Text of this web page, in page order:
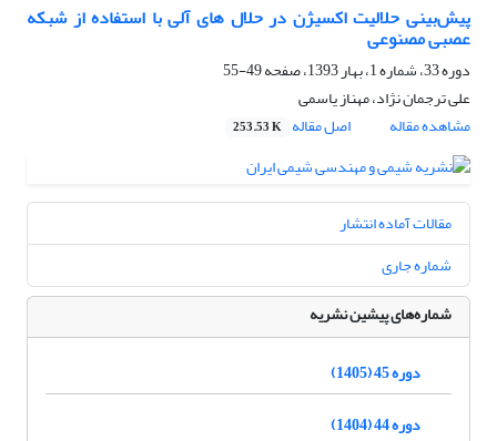
پیش‌بینی حلالیت اکسیژن در حلال های آلی با استفاده از شبکه
عصبی مصنوعی
دوره 33، شماره 1، بهار 1393، صفحه
49-55
علی ترجمان نژاد، مهناز یاسمی
مشاهده مقاله
اصل مقاله 253.53 K
مقالات آماده انتشار
شماره جاری
شماره‌های پیشین نشریه
دوره 45 (1405)
دوره 44 (1404)